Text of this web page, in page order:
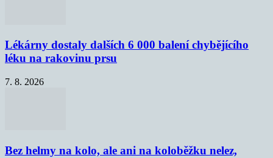
Lékárny dostaly dalších 6 000 balení chybějícího
léku na rakovinu prsu
7. 8. 2026
Bez helmy na kolo, ale ani na koloběžku nelez,